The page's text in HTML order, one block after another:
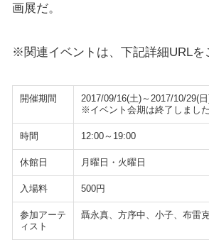
画展だ。
※関連イベントは、下記詳細URLを
開催期間
2017/09/16(土)～2017/10/29(
※イベント会期は終了しました
時間 12:00～19:00
休館日 月曜日・火曜日
入場料 500円
参加アーテ
ィスト
聶永真、方序中、小子、布雷